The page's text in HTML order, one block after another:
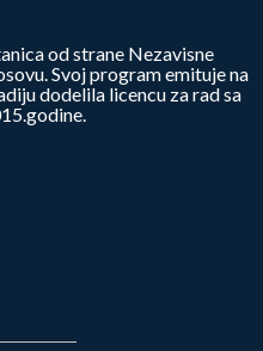
od strane Nezavisne
Svoj program emituje na
dodelila licencu za rad sa